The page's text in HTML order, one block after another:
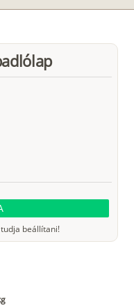
beállítani!